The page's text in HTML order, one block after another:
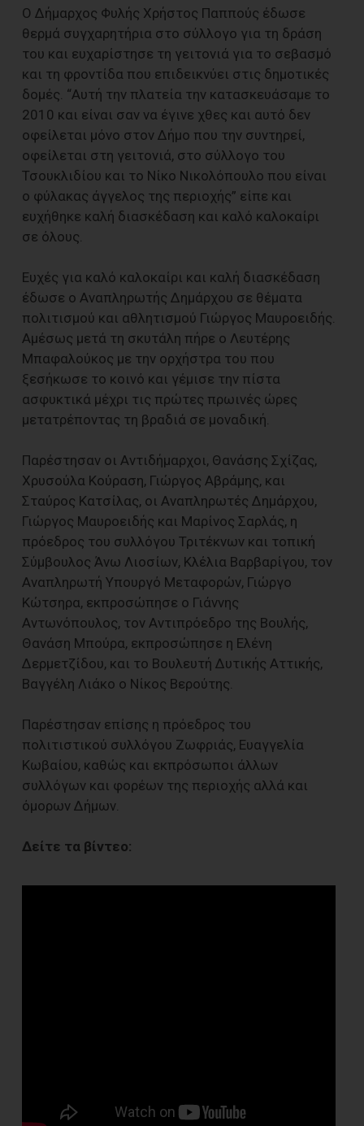
Ο Δήμαρχος Φυλής Χρήστος Παππούς έδωσε
θερμά συγχαρητήρια στο σύλλογο για τη δράση
του και ευχαρίστησε τη γειτονιά για το σεβασμό
και τη φροντίδα που επιδεικνύει στις δημοτικές
δομές. “Αυτή την πλατεία την κατασκευάσαμε το
2010 και είναι σαν να έγινε χθες και αυτό δεν
οφείλεται μόνο στον Δήμο που την συντηρεί,
οφείλεται στη γειτονιά, στο σύλλογο του
Τσουκλιδίου και το Νίκο Νικολόπουλο που είναι
ο φύλακας άγγελος της περιοχής” είπε και
ευχήθηκε καλή διασκέδαση και καλό καλοκαίρι
σε όλους.
Ευχές για καλό καλοκαίρι και καλή διασκέδαση
έδωσε ο Αναπληρωτής Δημάρχου σε θέματα
πολιτισμού και αθλητισμού Γιώργος Μαυροειδής.
Αμέσως μετά τη σκυτάλη πήρε ο Λευτέρης
Μπαφαλούκος με την ορχήστρα του που
ξεσήκωσε το κοινό και γέμισε την πίστα
ασφυκτικά μέχρι τις πρώτες πρωινές ώρες
μετατρέποντας τη βραδιά σε μοναδική.
Παρέστησαν οι Αντιδήμαρχοι, Θανάσης Σχίζας,
Χρυσούλα Κούραση, Γιώργος Αβράμης, και
Σταύρος Κατσίλας, οι Αναπληρωτές Δημάρχου,
Γιώργος Μαυροειδής και Μαρίνος Σαρλάς, η
πρόεδρος του συλλόγου Τριτέκνων και τοπική
Σύμβουλος Άνω Λιοσίων, Κλέλια Βαρβαρίγου, τον
Αναπληρωτή Υπουργό Μεταφορών, Γιώργο
Κώτσηρα, εκπροσώπησε ο Γιάννης
Αντωνόπουλος, τον Αντιπρόεδρο της Βουλής,
Θανάση Μπούρα, εκπροσώπησε η Ελένη
Δερμετζίδου, και το Βουλευτή Δυτικής Αττικής,
Βαγγέλη Λιάκο ο Νίκος Βερούτης.
Παρέστησαν επίσης η πρόεδρος του
πολιτιστικού συλλόγου Ζωφριάς, Ευαγγελία
Κωβαίου, καθώς και εκπρόσωποι άλλων
συλλόγων και φορέων της περιοχής αλλά και
όμορων Δήμων.
Δείτε τα βίντεο: